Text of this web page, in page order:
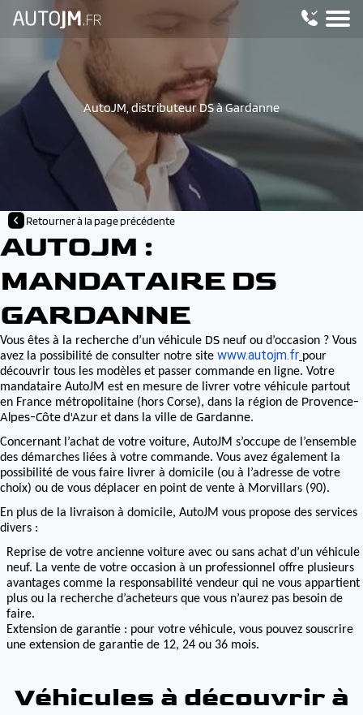
AutoJM, distributeur DS à Gardanne
Retourner à la page précédente
AUTOJM :
MANDATAIRE DS
GARDANNE
Vous êtes à la recherche d’un véhicule DS neuf ou d’occasion ? Vous
avez la possibilité de consulter notre site www.autojm.fr pour
découvrir tous les modèles et passer commande en ligne. Votre
mandataire AutoJM est en mesure de livrer votre véhicule partout
en France métropolitaine (hors Corse), dans la région de Provence-
Alpes-Côte d'Azuret dans la ville de Gardanne.
Concernant l’achat de votre voiture, AutoJM s’occupe de l’ensemble
des démarches liées à votre commande. Vous avez également la
possibilité de vous faire livrer à domicile (ou à l’adresse de votre
choix) ou de vous déplacer en point de vente à Morvillars (90).
En plus de la livraison à domicile, AutoJM vous propose des services
divers :
Reprise de votre ancienne voiture avec ou sans achat d’un véhicule
neuf. La vente de votre occasion à un professionnel offre plusieurs
avantages comme la responsabilité vendeur qui ne vous appartient
plus ou la recherche d’acheteurs que vous n’aurez pas besoin de
faire.
Extension de garantie : pour votre véhicule, vous pouvez souscrire
une extension de garantie de 12, 24 ou 36 mois.
Véhicules à découvrir à